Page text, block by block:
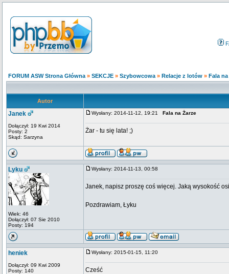
FORUM ASW Strona Główna » SEKCJE » Szybowcowa » Relacje z lotów » Fala
Autor
Janek
Dołączył: 19 Kwi 2014
Posty: 2
Skąd: Sarzyna
Wysłany: 2014-11-12, 19:21 Fala na Żarze
Żar - tu się lata! ;)
Lyku
Wiek: 46
Dołączył: 07 Sie 2010
Posty: 194
Wysłany: 2014-11-13, 00:58
Janek, napisz proszę coś więcej. Jaką wysokość
Pozdrawiam, Łyku
heniek
Dołączył: 09 Kwi 2009
Posty: 140
Wysłany: 2015-01-15, 11:20
Cześć